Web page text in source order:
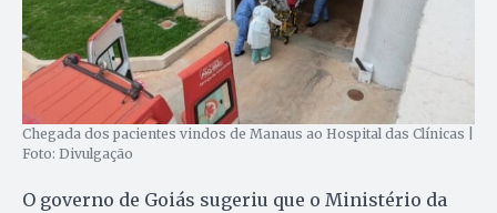
Chegada dos pacientes vindos de Manaus ao Hospital das Clínicas |
Foto: Divulgação
O governo de Goiás sugeriu que o Ministério da